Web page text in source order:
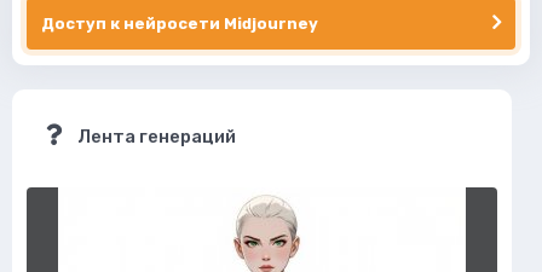
Доступ к нейросети Midjourney
Лента генераций